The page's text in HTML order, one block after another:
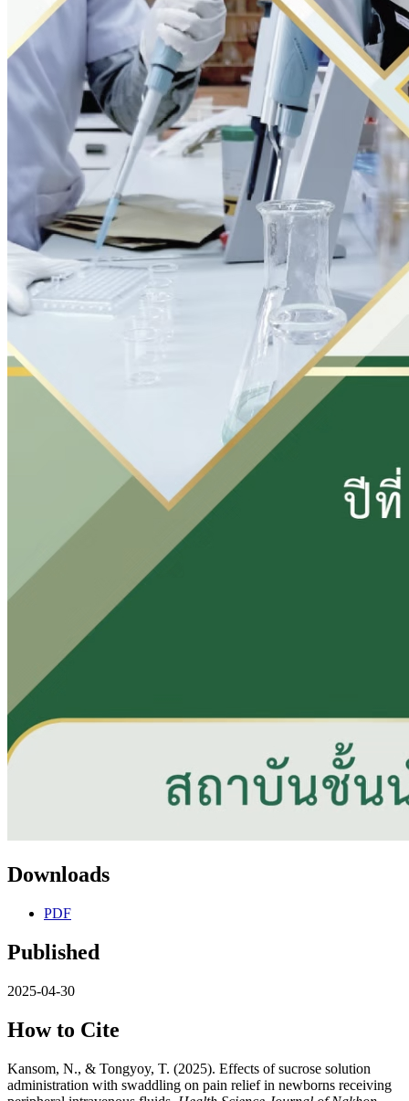
Downloads
PDF
Published
2025-04-30
How to Cite
Kansom, N., & Tongyoy, T. (2025). Effects of sucrose solution
administration with swaddling on pain relief in newborns receiving